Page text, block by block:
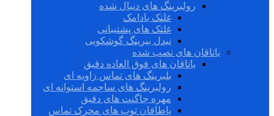
رولبرینگ های دنبال شده
غلتک بادامک
غلتک های پشتیبانی
نیدل بیرینگ گوشکوبی
یاتاقان های نصب شده
یاتاقان های فوق العاده دقیق
بلبرینگ های تماس زاویه ای
رولبرینگ های ساچمه استوانه ای
مهره چاگنت های دقیق
یاطاقان توپ های محرک تماس